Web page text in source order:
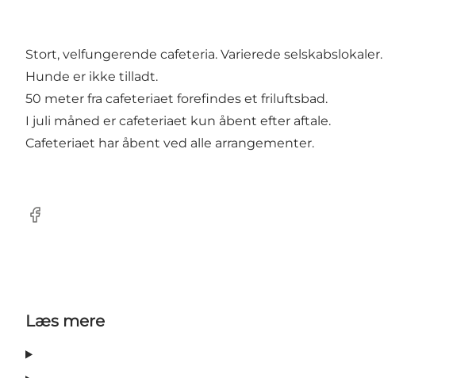
Stort, velfungerende cafeteria. Varierede selskabslokaler.
Hunde er ikke tilladt.
50 meter fra cafeteriaet forefindes et friluftsbad.
I juli måned er cafeteriaet kun åbent efter aftale.
Cafeteriaet har åbent ved alle arrangementer.
Facebook
Læs mere